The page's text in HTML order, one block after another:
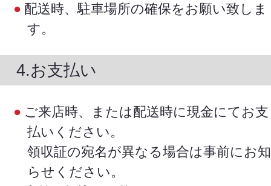
配送時、駐車場所の確保をお願い致しま
す。
4.お支払い
ご来店時、または配送時に現金にてお支
払いください。
領収証の宛名が異なる場合は事前にお知
らせください。